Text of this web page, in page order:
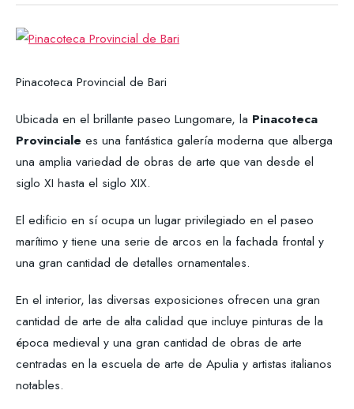
Pinacoteca Provincial de Bari
Ubicada en el brillante paseo Lungomare, la Pinacoteca
Provinciale es una fantástica galería moderna que alberga
una amplia variedad de obras de arte que van desde el
siglo XI hasta el siglo XIX.
El edificio en sí ocupa un lugar privilegiado en el paseo
marítimo y tiene una serie de arcos en la fachada frontal y
una gran cantidad de detalles ornamentales.
En el interior, las diversas exposiciones ofrecen una gran
cantidad de arte de alta calidad que incluye pinturas de la
época medieval y una gran cantidad de obras de arte
centradas en la escuela de arte de Apulia y artistas italianos
notables.